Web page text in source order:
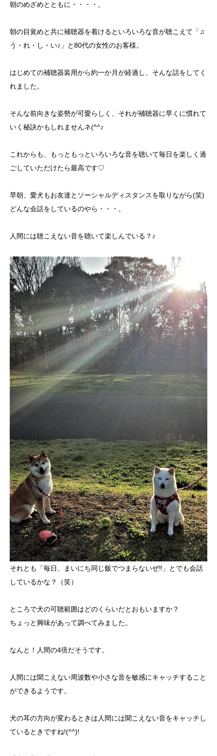
朝のめざめとともに・・・・。
朝の目覚めと共に補聴器を着けるといろいろな音が聴こえて「♫
う・れ・し・い♪」と80代の女性のお客様。
はじめての補聴器装用から約一か月が経過し、そんな話をしてく
れました。
そんな前向きな姿勢が可愛らしく、それが補聴器に早くに慣れて
いく秘訣かもしれませんネ(^^♪
これからも、もっともっといろいろな音を聴いて毎日を楽しく過
ごしていただけたら最高です♡
早朝、愛犬もお友達とソーシャルディスタンスを取りながら(笑)
どんな会話をしているのやら・・・。
人間には聴こえない音を聴いて楽しんでいる？♪
それとも「毎日、まいにち同じ飯でつまらないぜ‼」とでも会話
しているかな？（笑）
ところで犬の可聴範囲はどのくらいだとおもいますか？
ちょっと興味があって調べてみました。
なんと！人間の4倍だそうです。
人間には聞こえない周波数や小さな音を敏感にキャッチすること
ができるようです。
犬の耳の方向が変わるときは人間には聞こえない音をキャッチし
ているときですね!(^^)!